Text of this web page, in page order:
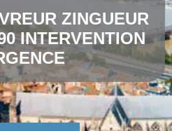
ZINGUEUR
INTERVENTION